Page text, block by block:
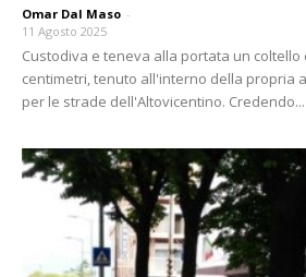
Omar Dal Maso -
11 Agosto 2025
Custodiva e teneva alla portata un coltello
centimetri, tenuto all'interno della propria
per le strade dell'Altovicentino. Credendo...